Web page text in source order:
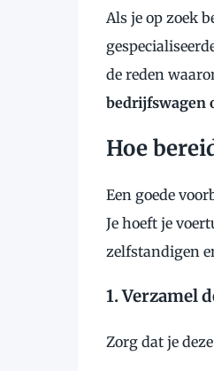
Als je op zoek
de reden
bedrijfswagen
Hoe
Een goede
Je hoeft je
zelfstandigen
1. Verzamel
Zorg dat je